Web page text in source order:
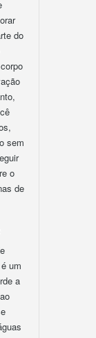
do
sem
o
de
um
a